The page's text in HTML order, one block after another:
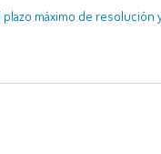
máximo de resolución